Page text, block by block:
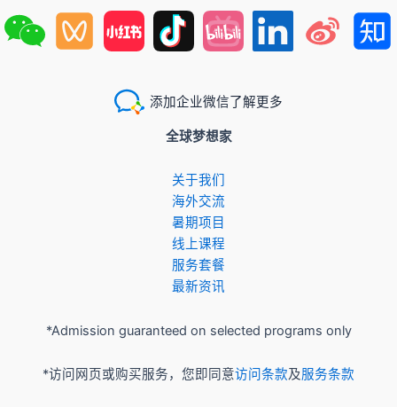
添加企业微信了解更多
全球梦想家
关于我们
​海外交流
暑期项目
​线上课程
服务套餐
最新资讯
*Admission guaranteed on selected programs only
*访问网页或购买服务，您即同意访问条款及服务条款